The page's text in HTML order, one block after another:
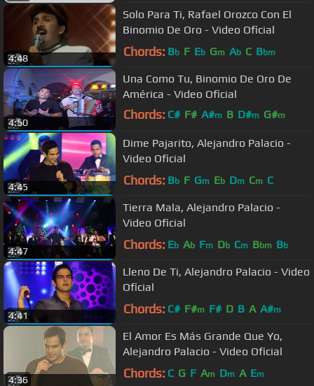
4:48
Solo Para Ti, Rafael Orozco Con El
Binomio De Oro - Video Oficial
Chords: Bb F Eb Gm Ab C Bbm
4:50
Una Como Tu, Binomio De Oro De
América - Video Oficial
Chords: C# F# A#m B D#m G#m
4:45
Dime Pajarito, Alejandro Palacio -
Video Oficial
Chords: Bb F Gm Eb Dm Cm C
4:47
Tierra Mala, Alejandro Palacio -
Video Oficial
Chords: Eb Ab Fm Db Cm Bbm Bb
4:41
Lleno De Ti, Alejandro Palacio - Video
Oficial
Chords: C# F#m F# D B A A#m
4:36
El Amor Es Más Grande Que Yo,
Alejandro Palacio - Video Oficial
Chords: C G F Am Dm A Em